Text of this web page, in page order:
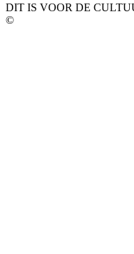
𝗣𝗢𝗞𝗢𝗘 𝗛𝗜𝗣𝗛𝗢𝗣
DIT IS VOOR DE
©